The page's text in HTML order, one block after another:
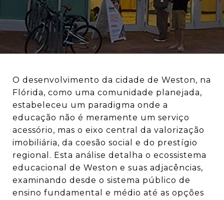
O desenvolvimento da cidade de Weston, na
Flórida, como uma comunidade planejada,
estabeleceu um paradigma onde a
educação não é meramente um serviço
acessório, mas o eixo central da valorização
imobiliária, da coesão social e do prestígio
regional. Esta análise detalha o ecossistema
educacional de Weston e suas adjacências,
examinando desde o sistema público de
ensino fundamental e médio até as opções